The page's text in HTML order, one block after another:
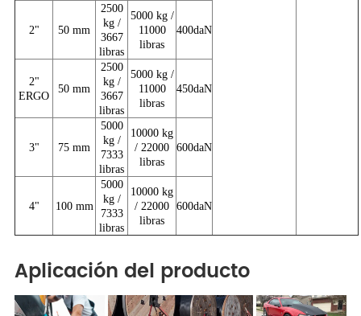
2" 50 mm
2500
kg /
3667
libras
5000 kg /
11000
libras
400daN
2"
ERGO
50 mm
2500
kg /
3667
libras
5000 kg /
11000
libras
450daN
3" 75 mm
5000
kg /
7333
libras
10000 kg
/ 22000
libras
600daN
4" 100 mm
5000
kg /
7333
libras
10000 kg
/ 22000
libras
600daN
Aplicación del producto